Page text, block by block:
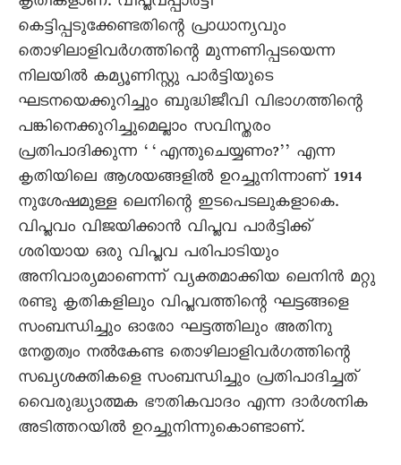
കെട്ടിപ്പടുക്കേണ്ടതിന്റെ പ്രാധാന്യവും
തൊഴിലാളിവർഗത്തിന്റെ മുന്നണിപ്പടയെന്ന
നിലയിൽ കമ്യൂണിസ്റ്റു പാർട്ടിയുടെ
ഘടനയെക്കുറിച്ചും ബുദ്ധിജീവി വിഭാഗത്തിന്റെ
പങ്കിനെക്കുറിച്ചുമെല്ലാം സവിസ്തരം
പ്രതിപാദിക്കുന്ന ‘‘എന്തുചെയ്യണം?’’ എന്ന
കൃതിയിലെ ആശയങ്ങളിൽ ഉറച്ചുനിന്നാണ് 1914
നുശേഷമുള്ള ലെനിന്റെ ഇടപെടലുകളാകെ.
വിപ്ലവം വിജയിക്കാൻ വിപ്ലവ പാർട്ടിക്ക്
ശരിയായ ഒരു വിപ്ലവ പരിപാടിയും
അനിവാര്യമാണെന്ന് വ്യക്തമാക്കിയ ലെനിൻ മറ്റു
രണ്ടു കൃതികളിലും വിപ്ലവത്തിന്റെ ഘട്ടങ്ങളെ
സംബന്ധിച്ചും ഓരോ ഘട്ടത്തിലും അതിനു
നേതൃത്വം നൽകേണ്ട തൊഴിലാളിവർഗത്തിന്റെ
സഖ്യശക്തികളെ സംബന്ധിച്ചും പ്രതിപാദിച്ചത്
വെെരുദ്ധ്യാത്മക ഭൗതികവാദം എന്ന ദാർശനിക
അടിത്തറയിൽ ഉറച്ചുനിന്നുകൊണ്ടാണ്.